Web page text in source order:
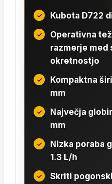
Kubota D722
Operativna
razmerje med
okretnostjo
Kompaktna
mm
Največja
mm
Nizka poraba
1.3 L/h
Skriti